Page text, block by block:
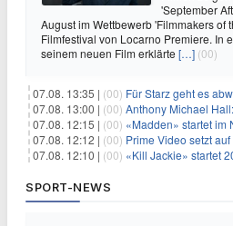
'September
August im Wettbewerb 'Filmmakers of
Filmfestival von Locarno Premiere. In
seinem neuen Film erklärte […] (00)
07.08. 13:35 | (00) Für Starz geht es
07.08. 13:00 | (00) Anthony Michael Hall: John Hughes
07.08. 12:15 | (00) «Madden» startet im
07.08. 12:12 | (00) Prime Video setzt
07.08. 12:10 | (00) «Kill Jackie» startet
SPORT-NEWS